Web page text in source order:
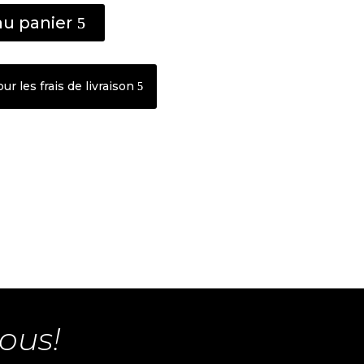
panier
les frais de livraison